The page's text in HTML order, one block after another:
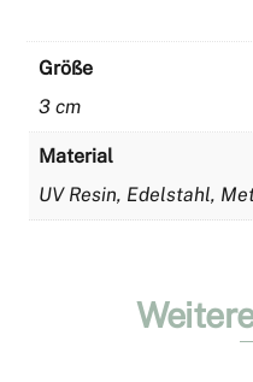
Größe
3 cm
Material
UV Resin, Edelstahl,